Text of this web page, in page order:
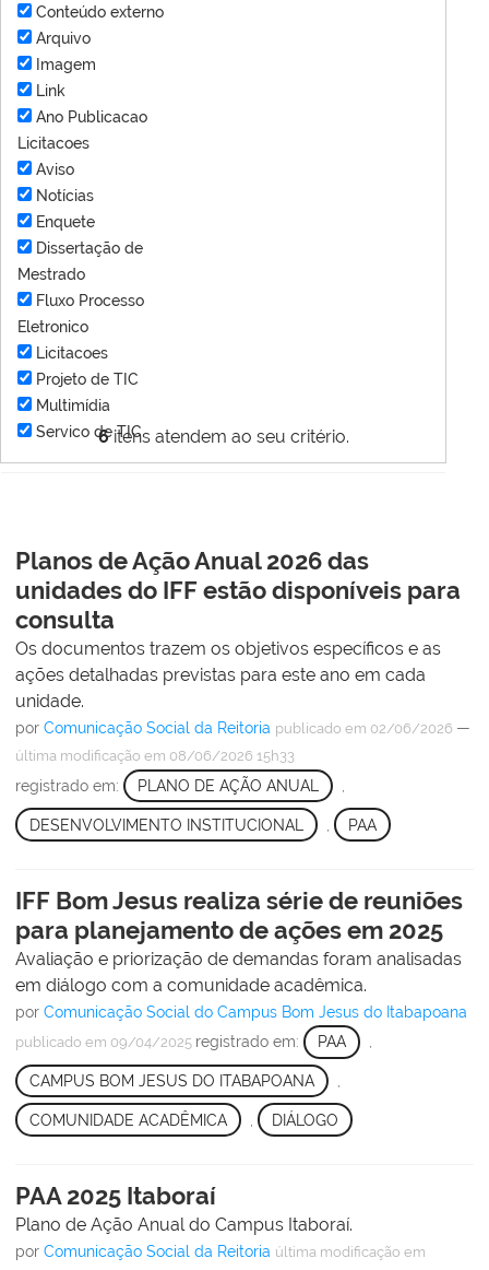
6itens atendem ao seu critério.
Conteúdo externo
Arquivo
Imagem
Link
Ano Publicacao
Licitacoes
Aviso
Notícias
Enquete
Dissertação de
Mestrado
Fluxo Processo
Eletronico
Licitacoes
Projeto de TIC
Multimídia
Servico de TIC
Planos de Ação Anual 2026 das
unidades do IFF estão disponíveis para
consulta
Os documentos trazem os objetivos específicos e as
ações detalhadas previstas para este ano em cada
unidade.
por Comunicação Social da Reitoria publicado em 02/06/2026 —
última modificação em 08/06/2026 15h33
registrado em: PLANO DE AÇÃO ANUAL
DESENVOLVIMENTO INSTITUCIONAL PAA
IFF Bom Jesus realiza série de reuniões
para planejamento de ações em 2025
Avaliação e priorização de demandas foram analisadas
em diálogo com a comunidade acadêmica.
por Comunicação Social do Campus Bom Jesus do Itabapoana
publicado em 09/04/2025 registrado em: PAA ,
CAMPUS BOM JESUS DO ITABAPOANA
COMUNIDADE ACADÊMICA DIÁLOGO
PAA 2025 Itaboraí
Plano de Ação Anual do Campus Itaboraí.
por Comunicação Social da Reitoria última modificação em